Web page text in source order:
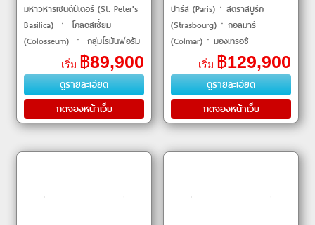
มหาวิหารเซนต์ปีเตอร์ (St. Peter's
Basilica) ㆍ โคลอสเซี่ยม
(Colosseum) ㆍ กลุ่มโรมันฟอรัม
(Roman Forum) ㆍ น้ำพุเทรวี่
(Trevi Fountain) ㆍ มหาวิหาร
ซานตาม�
เริ่ม ฿89,900
ดูรายละเอียด
กดจองหน้าเว็บ
ปารีส (Paris)ㆍสตราสบูร์ก
(Strasbourg)ㆍกอลมาร์
(Colmar)ㆍมองเทรอซ์
(Montreux)ㆍซิยง (Sion)ㆍเซ
อร์แมท (Zermatt)ㆍอินเตอร์ลาเคน
(Interlaken)ㆍซูริค (Zurich)ㆍซุก
(Zu
เริ่ม ฿129,900
ดูรายละเอียด
กดจองหน้าเว็บ